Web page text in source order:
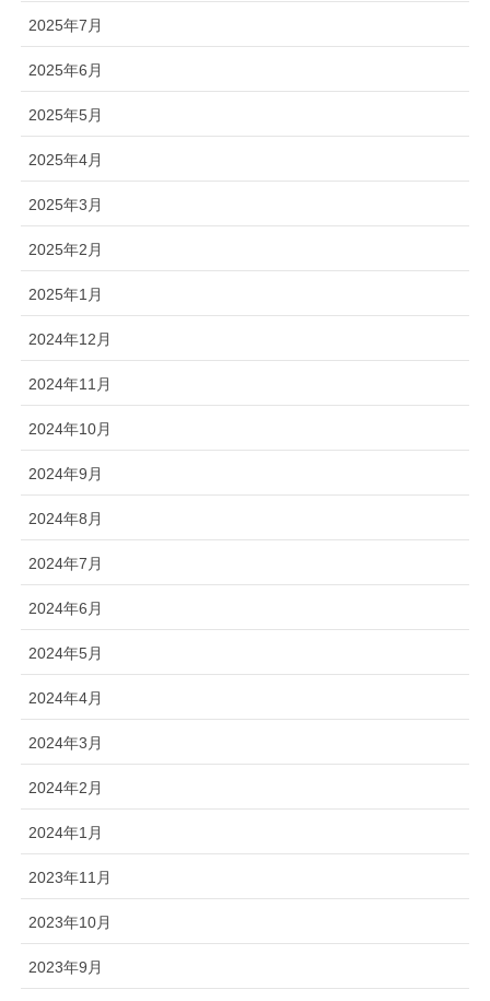
2025年7月
2025年6月
2025年5月
2025年4月
2025年3月
2025年2月
2025年1月
2024年12月
2024年11月
2024年10月
2024年9月
2024年8月
2024年7月
2024年6月
2024年5月
2024年4月
2024年3月
2024年2月
2024年1月
2023年11月
2023年10月
2023年9月